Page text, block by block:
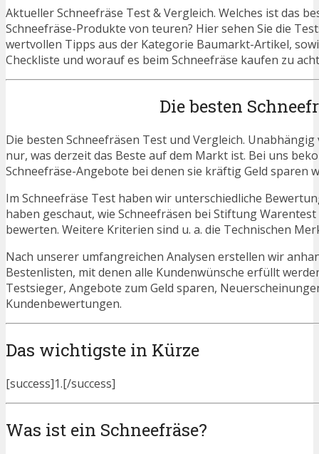
Aktueller Schneefräse Test & Vergleich. Welches ist das
Schneefräse-Produkte von teuren? Hier sehen Sie die
wertvollen Tipps aus der Kategorie Baumarkt-Artikel,
Checkliste und worauf es beim Schneefräse kaufen zu
Die besten
Die besten Schneefräsen Test und Vergleich.
nur, was derzeit das Beste auf dem Markt ist. Bei uns
Schneefräse-Angebote bei denen sie kräftig Geld sparen
Im Schneefräse Test haben wir unterschiedliche
haben geschaut, wie Schneefräsen bei Stiftung
bewerten. Weitere Kriterien sind u. a. die Technischen
Nach unserer umfangreichen Analysen erstellen wir
Bestenlisten, mit denen alle Kundenwünsche erfüllt
Testsieger, Angebote zum Geld sparen,
Kundenbewertungen.
Das wichtigste in Kürze
[success]1.[/success]
Was ist ein Schneefräse?